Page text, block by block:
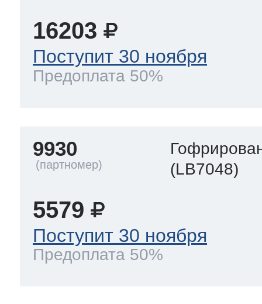
16203
Поступит 30 ноября
Предоплата 50%
9930
(LB7048)
5579
Поступит 30 ноября
Предоплата 50%